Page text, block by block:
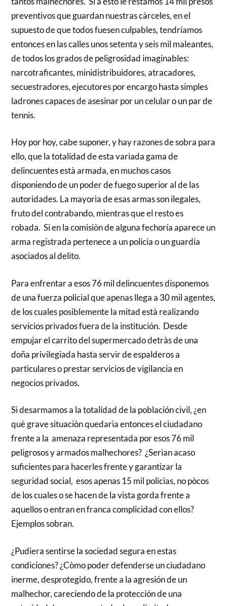
preventivos que guardan nuestras càrceles, en el
supuesto de que todos fuesen culpables, tendríamos
entonces en las calles unos setenta y seis mil maleantes,
de todos los grados de peligrosidad imaginables:
narcotraficantes, minidistribuidores, atracadores,
secuestradores, ejecutores por encargo hasta simples
ladrones capaces de asesinar por un celular o un par de
tennis.
Hoy por hoy, cabe suponer, y hay razones de sobra para
ello, que la totalidad de esta variada gama de
delincuentes està armada, en muchos casos
disponiendo de un poder de fuego superior al de las
autoridades. La mayorìa de esas armas son ilegales,
fruto del contrabando, mientras que el resto es
robada. Si en la comisiòn de alguna fechoría aparece un
arma registrada pertenece a un policìa o un guardia
asociados al delito.
Para enfrentar a esos 76 mil delincuentes disponemos
de una fuerza policial que apenas llega a 30 mil agentes,
de los cuales posiblemente la mitad està realizando
servicios privados fuera de la institución. Desde
empujar el carrito del supermercado detràs de una
doña privilegiada hasta servir de espalderos a
particulares o prestar servicios de vigilancia en
negocios privados.
Si desarmamos a la totalidad de la población civil, ¿en
què grave situaciòn quedarìa entonces el ciudadano
frente a la amenaza representada por esos 76 mil
peligrosos y armados malhechores? ¿Serìan acaso
suficientes para hacerles frente y garantizar la
seguridad social, esos apenas 15 mil policìas, no pòcos
de los cuales o se hacen de la vista gorda frente a
aquellos o entran en franca complicidad con ellos?
Ejemplos sobran.
¿Pudiera sentirse la sociedad segura en estas
condiciones? ¿Còmo poder defenderse un ciudadano
inerme, desprotegido, frente a la agresión de un
malhechor, careciendo de la protección de una